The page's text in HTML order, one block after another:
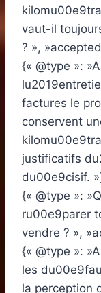
vaut-il
? »,
{« @type »:
factures le
conservent
justificatifs
du00e9cisif.
{« @type »:
ru00e9parer
vendre ? »,
{« @type »:
les
la perception